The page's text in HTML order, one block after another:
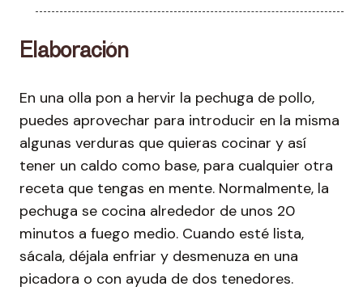
Elaboración
En una olla pon a hervir la pechuga de pollo,
puedes aprovechar para introducir en la misma
algunas verduras que quieras cocinar y así
tener un caldo como base, para cualquier otra
receta que tengas en mente. Normalmente, la
pechuga se cocina alrededor de unos 20
minutos a fuego medio. Cuando esté lista,
sácala, déjala enfriar y desmenuza en una
picadora o con ayuda de dos tenedores.